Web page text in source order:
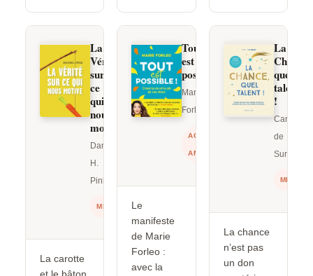
La
Vérité
sur
ce
qui
nous
motive
Daniel
H.
Pink
MINDSET
La carotte
Tout
est
possible
Marie
Forleo
ACTION &
AMBITION
Le
manifeste
de Marie
Forleo :
avec la
La
Chance,
quel
talent
!
Caroline
de
Surany
La chance
n’est pas
un don